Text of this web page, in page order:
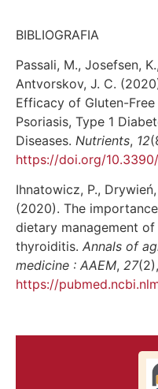
BIBLIOGRAFIA
Passali, M., Josefsen,
Antvorskov, J. C.
Efficacy of Gluten-
Psoriasis, Type 1
Diseases. Nutrients, 12
https://doi.org/
Ihnatowicz, P.,
(2020). The
dietary management of
thyroiditis. Annals of
medicine : AAEM, 27
https://